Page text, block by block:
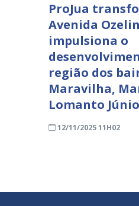
ProJua
Avenida
impulsiona o
região dos
Maravilha,
Lomanto
12/11/2025 11H02